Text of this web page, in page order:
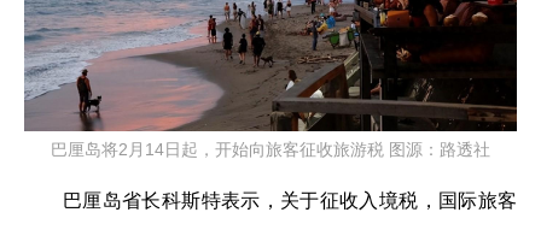
巴厘岛将2月14日起，开始向旅客征收旅游税 图源：路透社
巴厘岛省长科斯特表示，关于征收入境税，国际旅客